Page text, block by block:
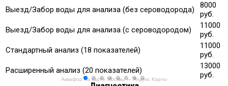
Выезд/Забор воды для анализа (без сероводорода)
8000
руб.
Выезд/Забор воды для анализа (с сероводородом)
11000
руб.
Стандартный анализ (18 показателей)
11000
руб.
Расширенный анализ (20 показателей)
13000
руб.
Аквафор на карте Москвы — Яндекс Карты